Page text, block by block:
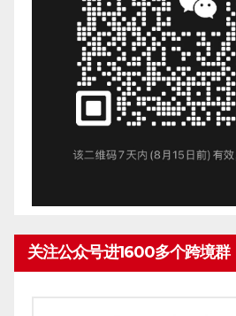
关注公众号进1600多个跨境群